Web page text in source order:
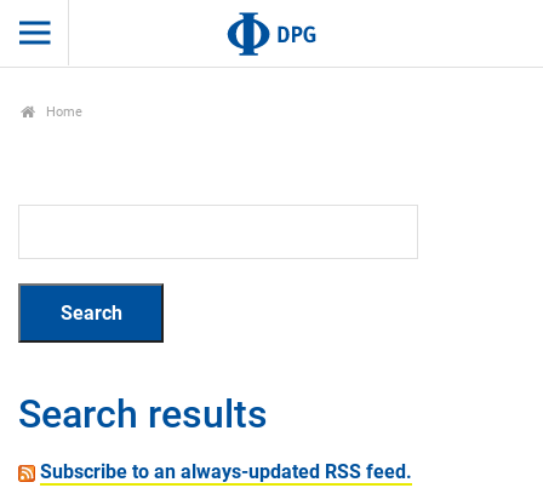
Home
Search results
Subscribe to an always-updated RSS feed.